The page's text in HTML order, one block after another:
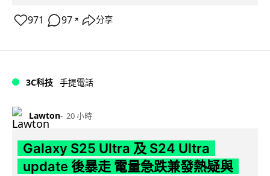
971 97 ↗ 分享
3C科技 手提電話
Lawton 20 小時
Galaxy S25 Ultra 及 S24 Ultra
update 後暴走 電量急跌兼發熱疑與